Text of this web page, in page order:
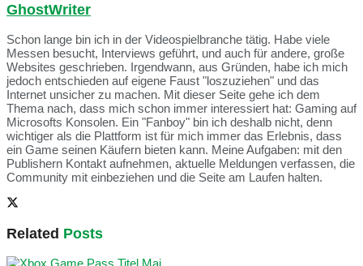
GhostWriter
Schon lange bin ich in der Videospielbranche tätig. Habe viele
Messen besucht, Interviews geführt, und auch für andere, große
Websites geschrieben. Irgendwann, aus Gründen, habe ich mich
jedoch entschieden auf eigene Faust "loszuziehen" und das
Internet unsicher zu machen. Mit dieser Seite gehe ich dem
Thema nach, dass mich schon immer interessiert hat: Gaming auf
Microsofts Konsolen. Ein "Fanboy" bin ich deshalb nicht, denn
wichtiger als die Plattform ist für mich immer das Erlebnis, dass
ein Game seinen Käufern bieten kann. Meine Aufgaben: mit den
Publishern Kontakt aufnehmen, aktuelle Meldungen verfassen, die
Community mit einbeziehen und die Seite am Laufen halten.
Related Posts